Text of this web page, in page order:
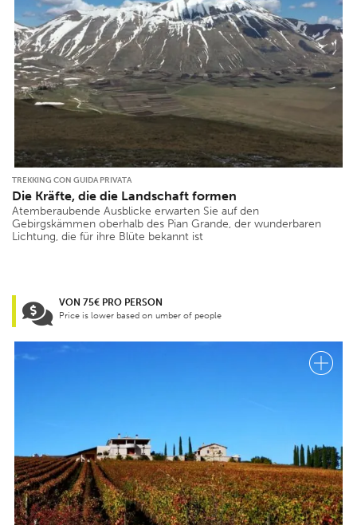
TREKKING CON GUIDA PRIVATA
Die Kräfte, die die Landschaft formen
Atemberaubende Ausblicke erwarten Sie auf den
Gebirgskämmen oberhalb des Pian Grande, der wunderbaren
Lichtung, die für ihre Blüte bekannt ist
VON 75€ PRO PERSON
Price is lower based on umber of people